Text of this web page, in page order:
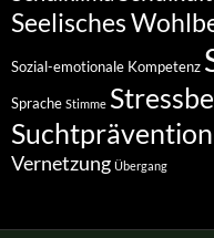
Seelisches
Sozial-emotionale Kompetenz
Sprache Stimme
Suchtprävention
Vernetzung Übergang